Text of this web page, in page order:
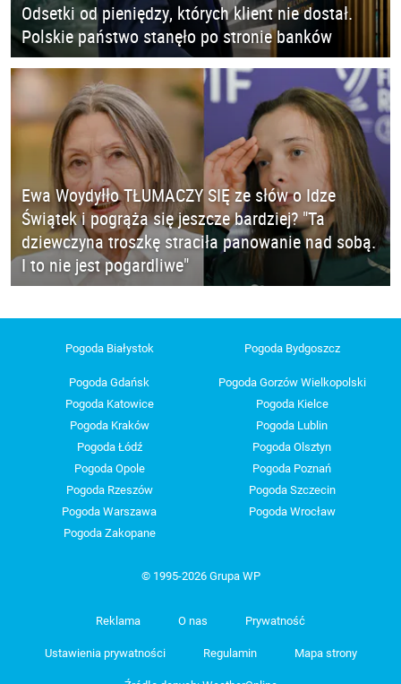
Odsetki od pieniędzy, których klient nie dostał.
Polskie państwo stanęło po stronie banków
Ewa Woydyłło TŁUMACZY SIĘ ze słów o Idze
Świątek i pogrąża się jeszcze bardziej? "Ta
dziewczyna troszkę straciła panowanie nad sobą.
I to nie jest pogardliwe"
Pogoda Białystok Pogoda Bydgoszcz
Pogoda Gdańsk
Pogoda Gorzów Wielkopolski
Pogoda Katowice
Pogoda Kielce
Pogoda Kraków
Pogoda Lublin
Pogoda Łódź
Pogoda Olsztyn
Pogoda Opole
Pogoda Poznań
Pogoda Rzeszów
Pogoda Szczecin
Pogoda Warszawa
Pogoda Wrocław
Pogoda Zakopane
© 1995-2026 Grupa WP
Reklama O nas Prywatność
Ustawienia prywatności Regulamin Mapa strony